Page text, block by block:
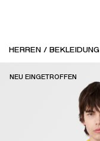
HERREN / BEKLEIDUNG
NEU EINGETROFFEN